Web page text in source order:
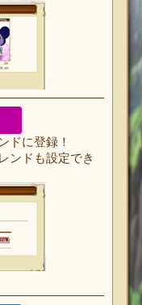
ドに登録！
ンドも設定でき